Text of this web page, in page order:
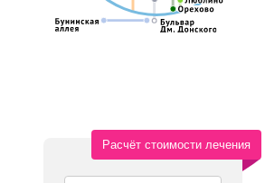
Расчёт стоимости лечения